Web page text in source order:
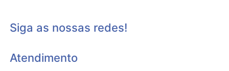
Siga as nossas redes!
Atendimento